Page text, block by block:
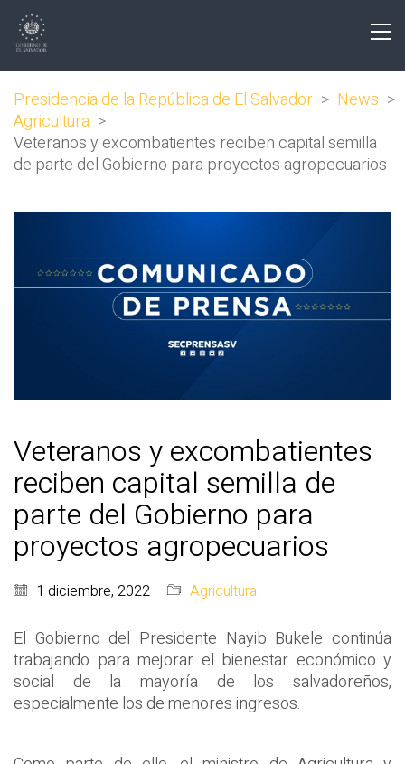
Presidencia de la República de El Salvador > News >
Agricultura >
Veteranos y excombatientes reciben capital semilla
de parte del Gobierno para proyectos agropecuarios
Veteranos y excombatientes
reciben capital semilla de
parte del Gobierno para
proyectos agropecuarios
1 diciembre, 2022 Agricultura
El Gobierno del Presidente Nayib Bukele continúa
trabajando para mejorar el bienestar económico y
social de la mayoría de los salvadoreños,
especialmente los de menores ingresos.